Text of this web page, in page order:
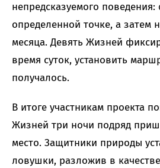
непредсказуемого
определенной точке, а затем
месяца. Девять Жизней
время суток, установить
получалось.
В итоге участникам проекта
Жизней три ночи подряд
место. Защитники природы
ловушки, разложив в